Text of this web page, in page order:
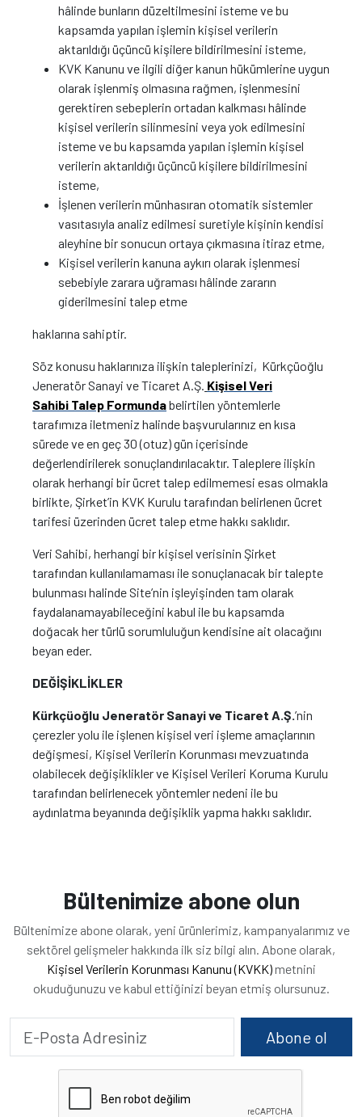
hâlinde bunların düzeltilmesini isteme ve bu
kapsamda yapılan işlemin kişisel verilerin
aktarıldığı üçüncü kişilere bildirilmesini isteme,
KVK Kanunu ve ilgili diğer kanun hükümlerine uygun
olarak işlenmiş olmasına rağmen, işlenmesini
gerektiren sebeplerin ortadan kalkması hâlinde
kişisel verilerin silinmesini veya yok edilmesini
isteme ve bu kapsamda yapılan işlemin kişisel
verilerin aktarıldığı üçüncü kişilere bildirilmesini
isteme,
İşlenen verilerin münhasıran otomatik sistemler
vasıtasıyla analiz edilmesi suretiyle kişinin kendisi
aleyhine bir sonucun ortaya çıkmasına itiraz etme,
Kişisel verilerin kanuna aykırı olarak işlenmesi
sebebiyle zarara uğraması hâlinde zararın
giderilmesini talep etme
haklarına sahiptir.
Söz konusu haklarınıza ilişkin taleplerinizi, Kürkçüoğlu
Jeneratör Sanayi ve Ticaret A.Ş. Kişisel Veri
Sahibi Talep Formundabelirtilen yöntemlerle
tarafımıza iletmeniz halinde başvurularınız en kısa
sürede ve en geç 30 (otuz) gün içerisinde
değerlendirilerek sonuçlandırılacaktır. Taleplere ilişkin
olarak herhangi bir ücret talep edilmemesi esas olmakla
birlikte, Şirket’in KVK Kurulu tarafından belirlenen ücret
tarifesi üzerinden ücret talep etme hakkı saklıdır.
Veri Sahibi, herhangi bir kişisel verisinin Şirket
tarafından kullanılamaması ile sonuçlanacak bir talepte
bulunması halinde Site’nin işleyişinden tam olarak
faydalanamayabileceğini kabul ile bu kapsamda
doğacak her türlü sorumluluğun kendisine ait olacağını
beyan eder.
DEĞİŞİKLİKLER
Kürkçüoğlu Jeneratör Sanayi ve Ticaret A.Ş.’nin
çerezler yolu ile işlenen kişisel veri işleme amaçlarının
değişmesi, Kişisel Verilerin Korunması mevzuatında
olabilecek değişiklikler ve Kişisel Verileri Koruma Kurulu
tarafından belirlenecek yöntemler nedeni ile bu
aydınlatma beyanında değişiklik yapma hakkı saklıdır.
Bültenimize abone olun
Bültenimize abone olarak, yeni ürünlerimiz, kampanyalarımız ve
sektörel gelişmeler hakkında ilk siz bilgi alın. Abone olarak,
Kişisel Verilerin Korunması Kanunu (KVKK)metnini
okuduğunuzu ve kabul ettiğinizi beyan etmiş olursunuz.
Abone ol